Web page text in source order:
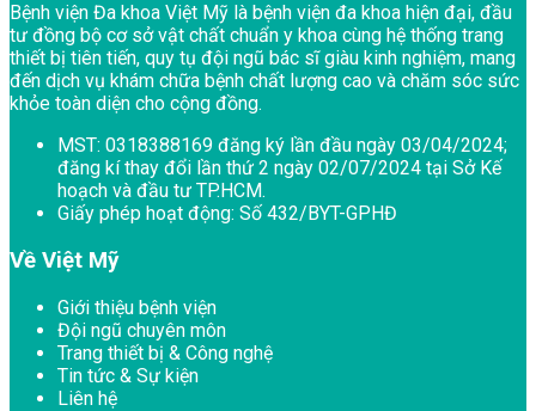
Bệnh viện Đa khoa Việt Mỹ là bệnh viện đa khoa hiện đại, đầu
tư đồng bộ cơ sở vật chất chuẩn y khoa cùng hệ thống trang
thiết bị tiên tiến, quy tụ đội ngũ bác sĩ giàu kinh nghiệm, mang
đến dịch vụ khám chữa bệnh chất lượng cao và chăm sóc sức
khỏe toàn diện cho cộng đồng.
MST: 0318388169 đăng ký lần đầu ngày 03/04/2024;
đăng kí thay đổi lần thứ 2 ngày 02/07/2024 tại Sở Kế
hoạch và đầu tư TP.HCM.
Giấy phép hoạt động: Số 432/BYT-GPHĐ
Về Việt Mỹ
Giới thiệu bệnh viện
Đội ngũ chuyên môn
Trang thiết bị & Công nghệ
Tin tức & Sự kiện
Liên hệ